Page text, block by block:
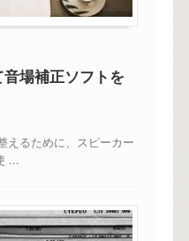
場補正ソフトを
えるために、スピーカー
...